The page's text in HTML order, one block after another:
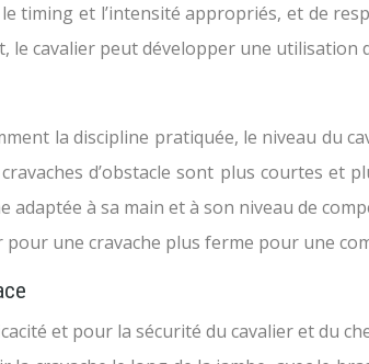
timing et l’intensité appropriés, et de
cavalier peut développer une utilisation
la discipline pratiquée, le niveau du
d’obstacle sont plus courtes et
à sa main et à son niveau de
une cravache plus ferme pour une
et pour la sécurité du cavalier et du